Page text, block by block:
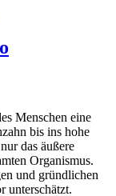
Menschen eine
bis ins hohe
das äußere
Organismus.
und gründlichen
unterschätzt.